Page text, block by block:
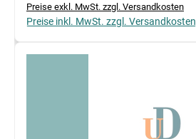
Preise exkl. MwSt. zzgl. Versandkosten
Preise inkl. MwSt. zzgl. Versandkosten